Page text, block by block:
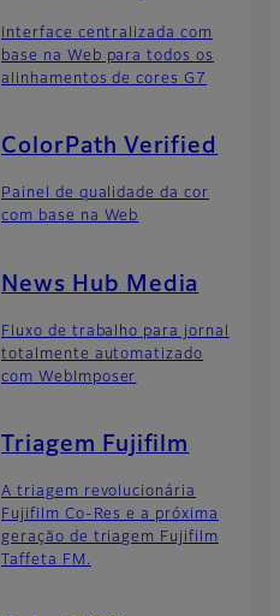
Interface centralizada com
base na Web para todos os
alinhamentos de cores G7
ColorPath Verified
Painel de qualidade da cor
com base na Web
News Hub Media
Fluxo de trabalho para jornal
totalmente automatizado
com WebImposer
Triagem Fujifilm
A triagem revolucionária
Fujifilm Co-Res e a próxima
geração de triagem Fujifilm
Taffeta FM.